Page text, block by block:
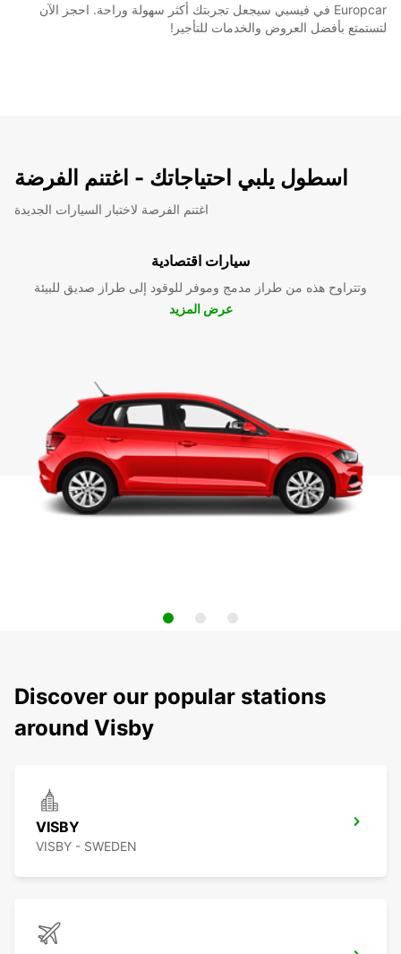
Europcar في فيسبي سيجعل تجربتك أكثر سهولة وراحة. احجز الآن
لتستمتع بأفضل العروض والخدمات للتأجير!
اسطول يلبي احتياجاتك - اغتنم الفرضة
اغتنم الفرصة لاختبار السيارات الجديدة
سيارات اقتصادية
وتتراوح هذه من طراز مدمج وموفر للوقود إلى طراز صديق للبيئة
عرض المزيد
Discover our popular stations
around Visby
VISBY
VISBY - SWEDEN